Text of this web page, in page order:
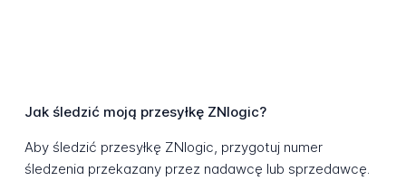
Jak śledzić moją przesyłkę ZNlogic?
Aby śledzić przesyłkę ZNlogic, przygotuj numer
śledzenia przekazany przez nadawcę lub sprzedawcę.